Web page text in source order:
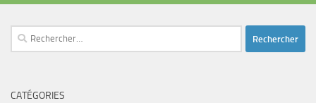
Rechercher :
CATÉGORIES